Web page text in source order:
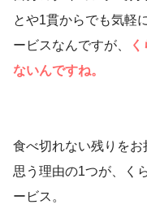
とや1貫からでも気軽
ービスなんですが、
ないんですね。
食べ切れない残りを
思う理由の1つが、く
ービス。